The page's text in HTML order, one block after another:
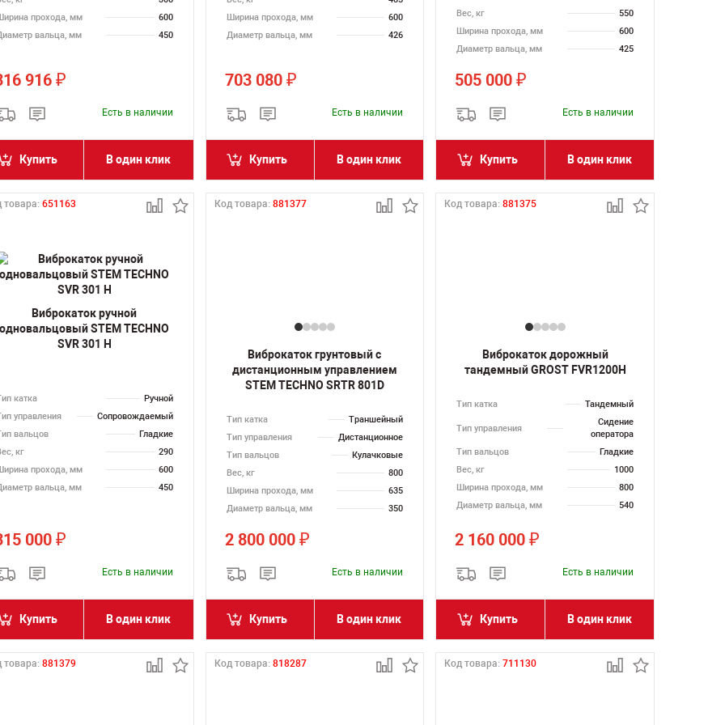
прохода, мм
600
вальца, мм
450
916 ₽
Есть в наличии
Купить В один клик
Ширина прохода, мм
600
Диаметр вальца, мм
426
703 080 ₽
Есть в наличии
Купить В один клик
Вес, кг
550
Ширина прохода, мм
600
Диаметр вальца, мм
425
505 000₽
Есть в наличии
Купить В один клик
товара: 651163
Виброкаток ручной
одновальцовый STEM TECHNO
SVR 301 H
катка
Ручной
управления
Сопровождаемый
вальцов
Гладкие
кг
290
прохода, мм
600
вальца, мм
450
000 ₽
Есть в наличии
Купить В один клик
Код товара: 881377
Виброкаток грунтовый с
дистанционным управлением
STEM TECHNO SRTR 801D
Тип катка
Траншейный
Тип управления
Дистанционное
Тип вальцов
Кулачковые
Вес, кг
800
Ширина прохода, мм
635
Диаметр вальца, мм
350
2 800 000 ₽
Есть в наличии
Купить В один клик
Код товара:881375
Виброкаток дорожный
тандемный GROST FVR1200H
Тип катка Тандемный
Тип управления
Сидение
оператора
Тип вальцов
Гладкие
Вес, кг
1000
Ширина прохода, мм
800
Диаметр вальца, мм
540
2 160 000₽
Есть в наличии
Купить В один клик
товара: 881379 Код товара: 818287 Код товара:711130